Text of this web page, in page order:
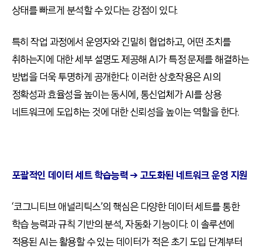
상태를 빠르게 분석할 수 있다는 강점이 있다.
특히 작업 과정에서 운영자와 긴밀히 협업하고, 어떤 조치를
취하는지에 대한 세부 설명도 제공해 AI가 특정 문제를 해결하는
방법을 더욱 투명하게 공개한다. 이러한 상호작용은 AI의
정확성과 효율성을 높이는 동시에, 통신업체가 AI를 상용
네트워크에 도입하는 것에 대한 신뢰성을 높이는 역할을 한다.
포괄적인 데이터 세트 학습능력 → 고도화된 네트워크 운영 지원
‘코그니티브 애널리틱스’의 핵심은 다양한 데이터 세트를 통한
학습 능력과 규칙 기반의 분석, 자동화 기능이다. 이 솔루션에
적용된 AI는 활용할 수 있는 데이터가 적은 초기 도입 단계부터